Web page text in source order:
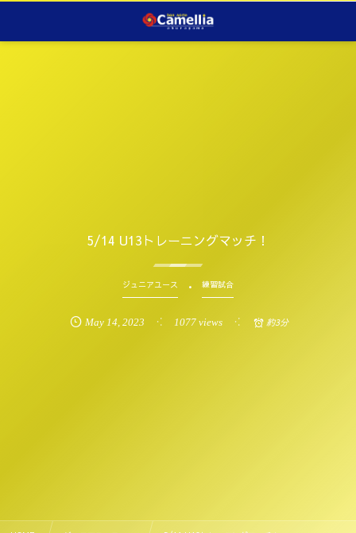
5/14 U13トレーニングマッチ！
ジュニアユース 練習試合
May 14, 2023 1077 views 約3分